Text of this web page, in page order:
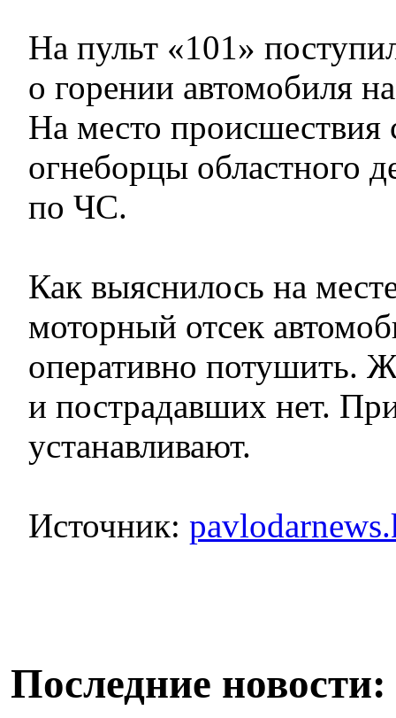
На пульт «101»
о горении автомобиля
На место происшествия
огнеборцы областного
по ЧС.
Как выяснилось на
моторный отсек
оперативно потушить.
и пострадавших нет.
устанавливают.
Источник:
Последние новости: